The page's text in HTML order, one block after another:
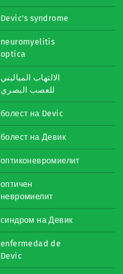
Devic's syndrome
neuromyelitis
optica
الالتهاب المياليني
للعصب البصري
болест на Devic
болест на Девик
оптиконевромиелит
оптичен
невромиелит
синдром на Девик
enfermedad de
Devic